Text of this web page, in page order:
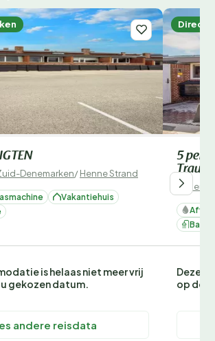
Denemarken/Henne Strand
Vakantiehuis
is helaas niet meer vrij
gekozen datum.
andere reisdata
Direct
5
Traum
Bad
Deze
op de